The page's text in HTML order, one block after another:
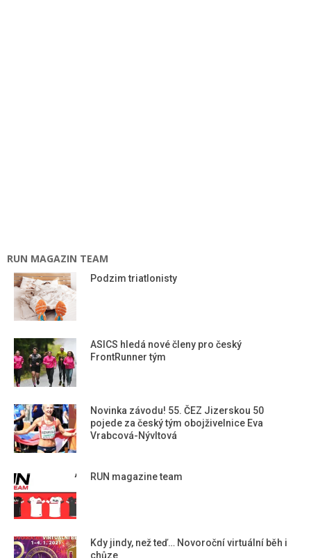
RUN MAGAZIN TEAM
Podzim triatlonisty
ASICS hledá nové členy pro český
FrontRunner tým
Novinka závodu! 55. ČEZ Jizerskou 50
pojede za český tým obojživelnice Eva
Vrabcová-Nývltová
RUN magazine team
Kdy jindy, než teď… Novoroční virtuální běh i
chůze